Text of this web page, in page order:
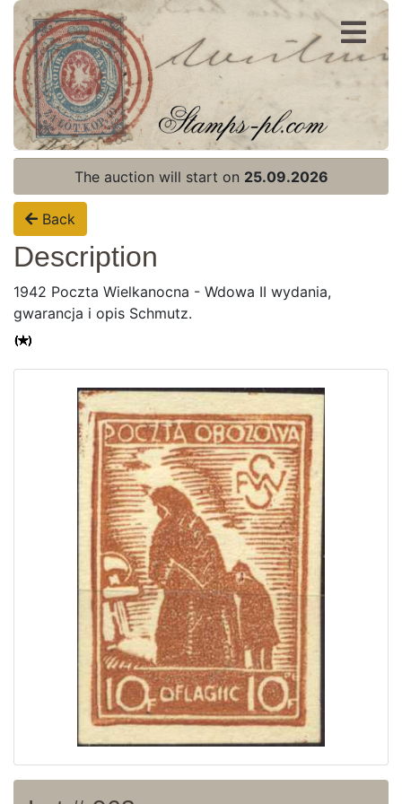
Register
Login
Home page
Current auction
Recent result
Regulation
The auction will start on 25.09.2026
Back
Description
1942 Poczta Wielkanocna - Wdowa II wydania,
gwarancja i opis Schmutz.